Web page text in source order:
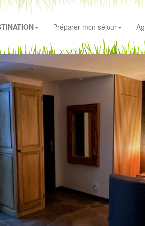
Préparer mon séjour